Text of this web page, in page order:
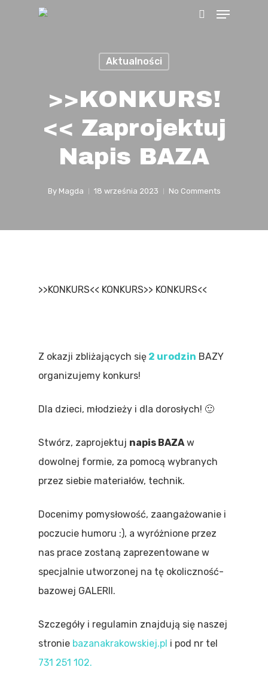
Menu
Aktualności
>>KONKURS!
<< Zaprojektuj
Napis BAZA
By Magda 18 września 2023 No Comments
>>KONKURS<< KONKURS>> KONKURS<<
Z okazji zbliżających się 2 urodzin BAZY
organizujemy konkurs!
Dla dzieci, młodzieży i dla dorosłych! 🙂
Stwórz, zaprojektuj napis BAZAw
dowolnej formie, za pomocą wybranych
przez siebie materiałów, technik.
Docenimy pomysłowość, zaangażowanie i
poczucie humoru :), a wyróżnione przez
nas prace zostaną zaprezentowane w
specjalnie utworzonej na tę okoliczność-
bazowej GALERII.
Szczegóły i regulamin znajdują się naszej
stronie bazanakrakowskiej.pl i pod nr tel
731 251 102.